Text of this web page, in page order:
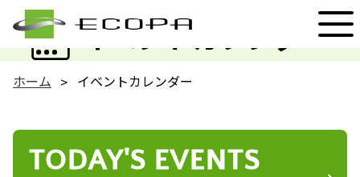
イベントカレンダー
EVENT
ホーム イベントカレンダー
TODAY'S EVENTS